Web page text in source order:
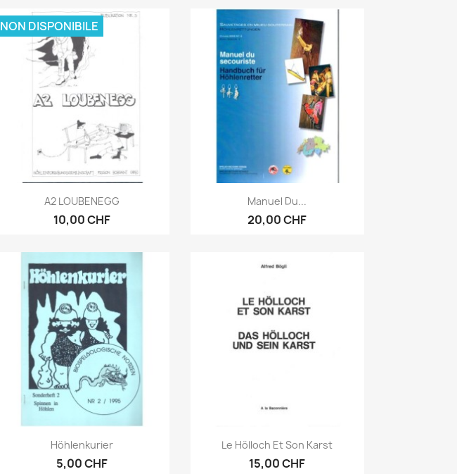
Anteprima
A2 LOUBENEGG
10,00 CHF
NON DISPONIBILE
Anteprima
Manuel Du...
20,00 CHF
Anteprima
Höhlenkurier
5,00 CHF
Anteprima
Le Hölloch Et Son Karst
15,00 CHF